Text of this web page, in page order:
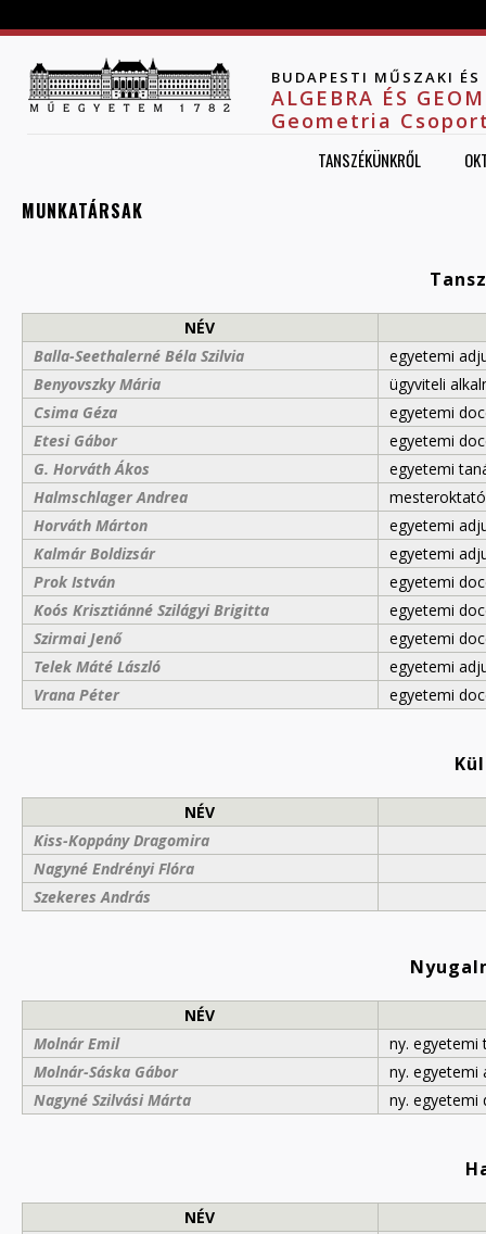
BUDAPESTI MŰSZAKI
ALGEBRA ÉS
Geometria
TANSZÉKÜNKRŐL
MUNKATÁRSAK
NÉV
Balla-Seethalerné Béla Szilvia
egyetemi
Benyovszky Mária
ügyviteli
Csima Géza
egyetemi
Etesi Gábor
egyetemi
G. Horváth Ákos
egyetemi
Halmschlager Andrea
mesteroktató
Horváth Márton
egyetemi
Kalmár Boldizsár
egyetemi
Prok István
egyetemi
Koós Krisztiánné Szilágyi Brigitta
egyetemi
Szirmai Jenő
egyetemi
Telek Máté László
egyetemi
Vrana Péter
egyetemi
NÉV
Kiss-Koppány Dragomira
Nagyné Endrényi Flóra
Szekeres András
NÉV
Molnár Emil
ny. egyetemi
Molnár-Sáska Gábor
ny. egyetemi
Nagyné Szilvási Márta
ny. egyetemi
NÉV